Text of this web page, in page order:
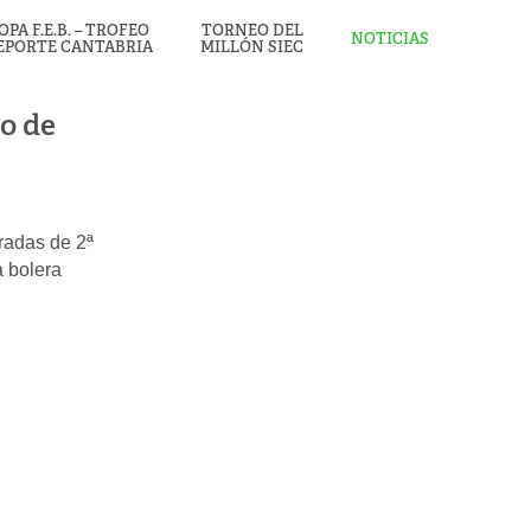
F.E.B. – TROFEO
CANTABRIA
TORNEO DEL
MILLÓN SIEC
NOTICIAS
de
de 2ª
bolera